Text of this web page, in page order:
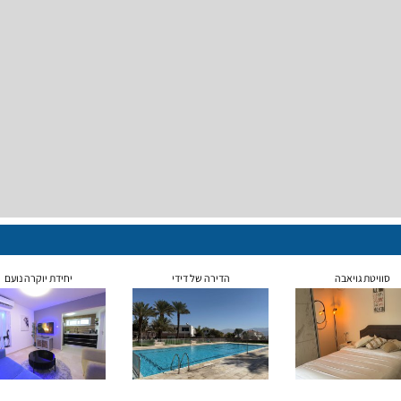
סוויטת גויאבה הדירה של דידי יחידת יוקרה נועם